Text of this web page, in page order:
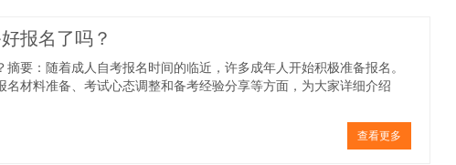
报名了吗？
要：随着成人自考报名时间的临近，许多成年人开始积极准备报名。
材料准备、考试心态调整和备考经验分享等方面，为大家详细介绍
查看更多